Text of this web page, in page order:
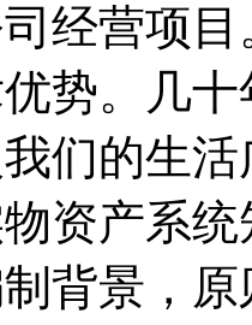
经营项
势。几
们的生
资产系
背景，